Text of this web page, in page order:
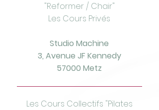
"Reformer / Chair"
Les Cours Privés
Studio Machine
3, Avenue JF Kennedy
57000 Metz
Les Cours Collectifs "Pilates